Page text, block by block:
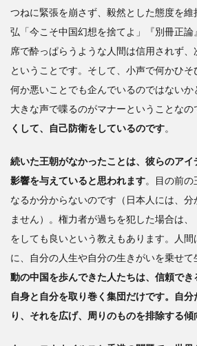
つねに緊張を崩さず、毅然とした態度を
弘「今こそ中国幻想を捨てよ」『別冊正
席で酔っぱらうような人間は信用されず
ということです。そして、小声で何かひそ
何か悪いことでも企んでいるのではない
大きな声で喋るのがマナーということなの
くして、自己防衛をしているのです。
続いた王朝がなかったことは、彼らのア
影響を与えていると思われます。目の前の
なるか分からないのです（日本人には、
ません）。権力者が過ちを犯した場合は、
をしても良いという教えもあります。人間
に、自分の人生や自分の生きがいを乗せて
動の中国を歩んできた人たちは、信頼で
自身と自分を取り巻く集団だけです。自
り、それを広げ、周りのものを排除する傾